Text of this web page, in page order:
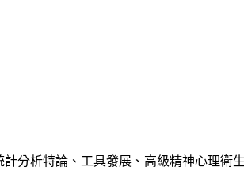
分析特論、工具發展、高級精神心理衛